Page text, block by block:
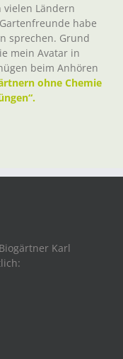
Ländern
habe
sprechen. Grund
mein Avatar in
beim Anhören
ohne Chemie
Karl